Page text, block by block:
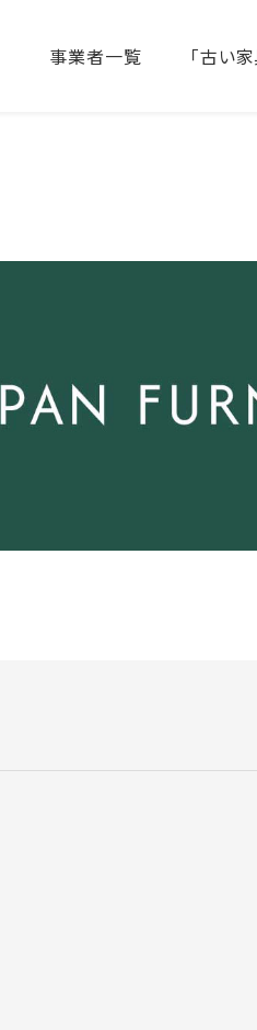
事業者一覧 「古い